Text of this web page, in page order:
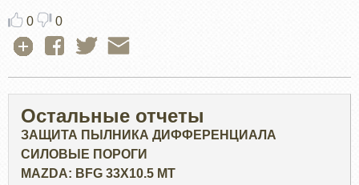
0 0
Остальные отчеты
ЗАЩИТА ПЫЛНИКА ДИФФЕРЕНЦИАЛА
СИЛОВЫЕ ПОРОГИ
MAZDA: BFG 33X10.5 MT